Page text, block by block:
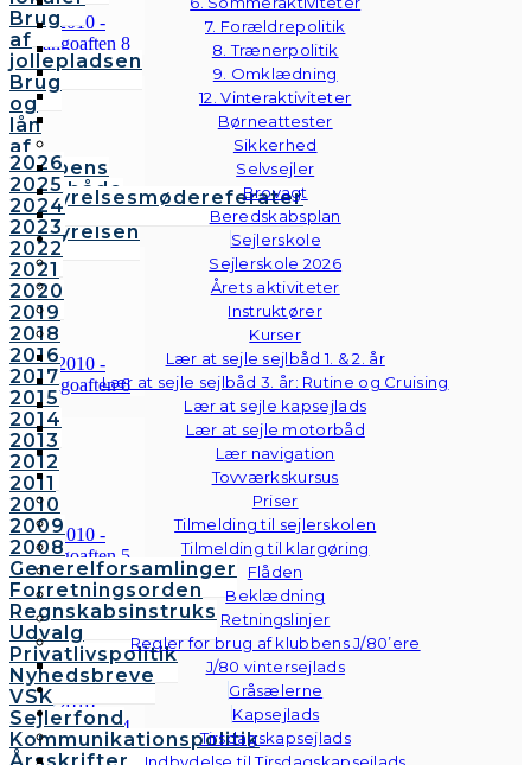
7. Forældrepolitik
8. Trænerpolitik
9. Omklædning
12. Vinteraktiviteter
Børneattester
Sikkerhed
Selvsejler
Brovagt
Beredskabsplan
Sejlerskole
Sejlerskole 2026
Årets aktiviteter
Instruktører
Kurser
Lær at sejle sejlbåd 1. & 2. år
Lær at sejle sejlbåd 3. år: Rutine og Cruising
Lær at sejle kapsejlads
Lær at sejle motorbåd
Lær navigation
Tovværkskursus
Priser
Tilmelding til sejlerskolen
Tilmelding til klargøring
Flåden
Beklædning
Retningslinjer
Regler for brug af klubbens J/80’ere
J/80 vintersejlads
Gråsælerne
Kapsejlads
Tirsdagskapsejlads
Brug
af
jollepladsen
Brug
og
lån
af
klubbens
følgebåde
Vedtægter
Bestyrelsen
Bestyrelsesmødereferater
2026
2025
2024
2023
2022
2021
2020
2019
2018
2016
2017
2015
2014
2013
2012
2011
2010
2009
2008
Generelforsamlinger
Forretningsorden
Regnskabsinstruks
Udvalg
Privatlivspolitik
Nyhedsbreve
VSK
Sejlerfond
Kommunikationspolitik